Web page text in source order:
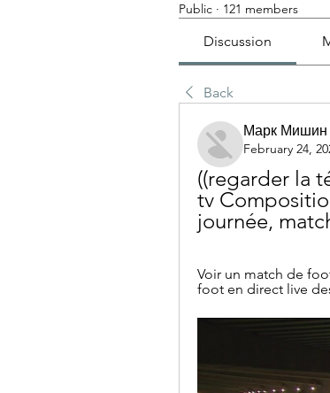
Public · 121 members
Discussion
Back
Марк Мишин
February 24,
((regarder la
tv
journée,
Voir un match de
foot en direct live